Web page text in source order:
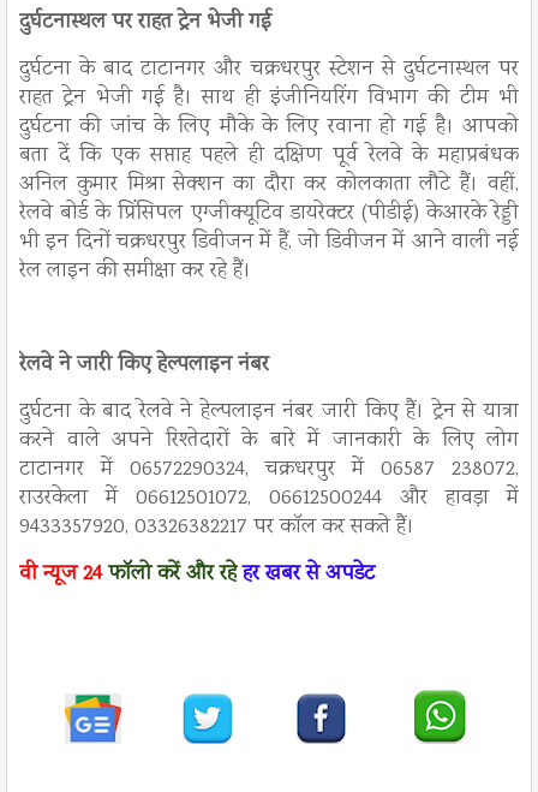
दुर्घटनास्थल पर राहत ट्रेन भेजी गई
दुर्घटना के बाद टाटानगर और चक्रधरपुर स्टेशन से दुर्घटनास्थल पर
राहत ट्रेन भेजी गई है। साथ ही इंजीनियरिंग विभाग की टीम भी
दुर्घटना की जांच के लिए मौके के लिए रवाना हो गई है। आपको
बता दें कि एक सप्ताह पहले ही दक्षिण पूर्व रेलवे के महाप्रबंधक
अनिल कुमार मिश्रा सेक्शन का दौरा कर कोलकाता लौटे हैं। वहीं,
रेलवे बोर्ड के प्रिंसिपल एग्जीक्यूटिव डायरेक्टर (पीडीई) केआरके रेड्डी
भी इन दिनों चक्रधरपुर डिवीजन में हैं, जो डिवीजन में आने वाली नई
रेल लाइन की समीक्षा कर रहे हैं।
रेलवे ने जारी किए हेल्पलाइन नंबर
दुर्घटना के बाद रेलवे ने हेल्पलाइन नंबर जारी किए हैं। ट्रेन से यात्रा
करने वाले अपने रिश्तेदारों के बारे में जानकारी के लिए लोग
टाटानगर में 06572290324, चक्रधरपुर में 06587 238072,
राउरकेला में 06612501072, 06612500244 और हावड़ा में
9433357920, 03326382217 पर कॉल कर सकते हैं।
वी न्यूज24फॉलो करेंऔर रहेहर खबर से अपडेट